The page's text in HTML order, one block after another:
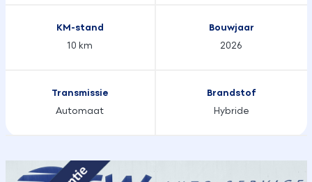
KM-stand
10 km
Bouwjaar
2026
Transmissie
Automaat
Brandstof
Hybride